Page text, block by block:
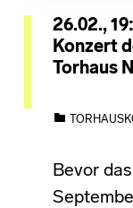
26.02.,
Konzert
Torhaus
Bevor